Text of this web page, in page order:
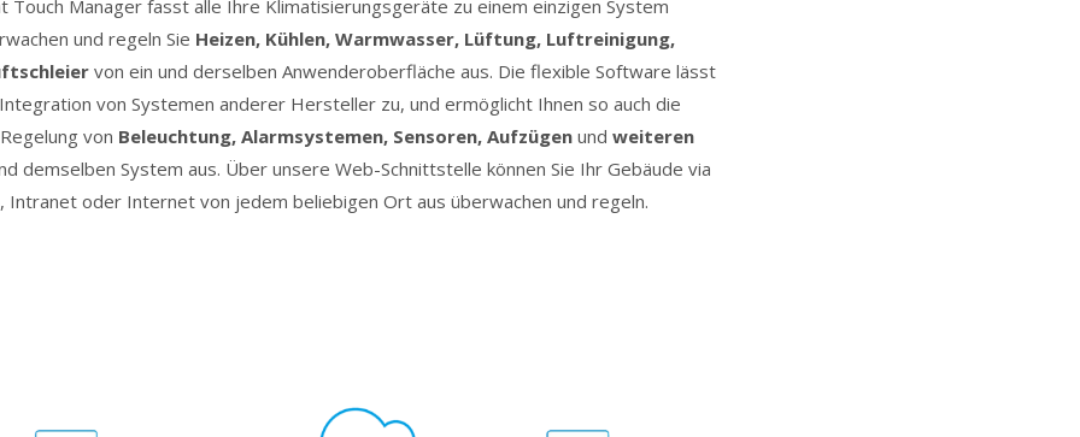
Touch Manager fasst alle Ihre Klimatisierungsgeräte zu einem einzigen System
und regeln Sie Heizen, Kühlen, Warmwasser, Lüftung, Luftreinigung,
von ein und derselben Anwenderoberfläche aus. Die flexible Software lässt
von Systemen anderer Hersteller zu, und ermöglicht Ihnen so auch die
von Beleuchtung, Alarmsystemen, Sensoren, Aufzügen und weiteren
demselben System aus. Über unsere Web-Schnittstelle können Sie Ihr Gebäude via
Intranet oder Internet von jedem beliebigen Ort aus überwachen und regeln.